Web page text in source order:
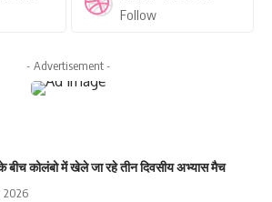
Follow
- Advertisement -
कोलंबो में खेले जा रहे तीन दिवसीय अभ्यास मैच
2026